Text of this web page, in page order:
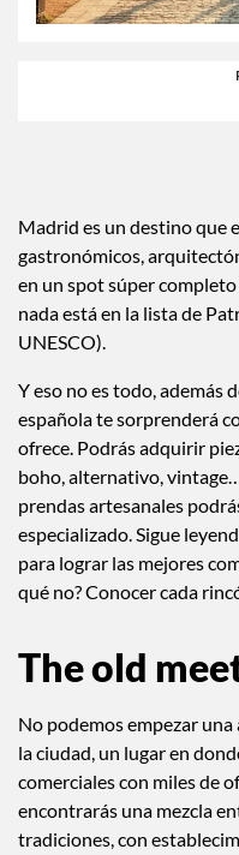
Madrid es un destino que
gastronómicos,
en un spot súper
nada está en la lista de
UNESCO).
Y eso no es todo, además
española te sorprenderá
ofrece. Podrás adquirir
boho, alternativo,
prendas artesanales
especializado. Sigue
para lograr las mejores
qué no? Conocer cada
The old
No podemos empezar
la ciudad, un lugar en
comerciales con miles de
encontrarás una mezcla
tradiciones, con